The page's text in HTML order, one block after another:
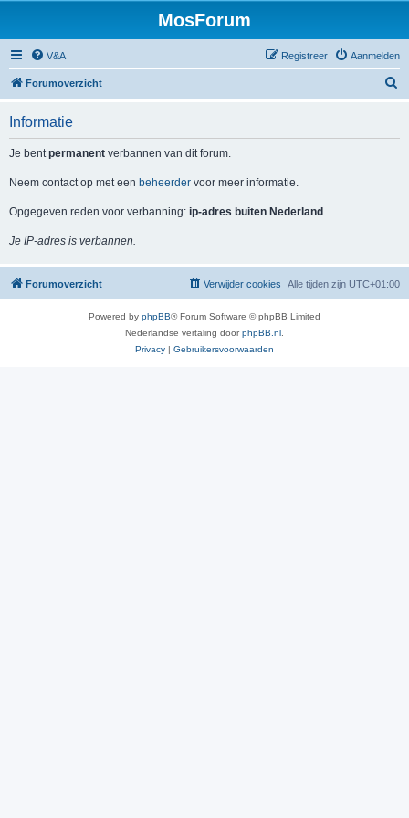
MosForum
V&A Aanmelden
Registreer
Forumoverzicht
Informatie
Je bentpermanent verbannen van dit forum.
Neem contact op met een beheerder voor meer informatie.
Opgegeven reden voor verbanning: ip-adres buiten Nederland
Je IP-adres is verbannen.
Forumoverzicht Alle tijden zijn UTC+01:00
Verwijder cookies
Powered by phpBB® Forum Software © phpBB Limited
Nederlandse vertaling doorphpBB.nl
Privacy | Gebruikersvoorwaarden